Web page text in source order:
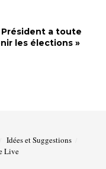
Président a toute
les élections »
Idées et Suggestions
Live